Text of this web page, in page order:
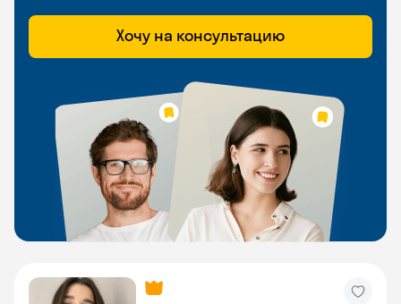
Хочу на консультацию